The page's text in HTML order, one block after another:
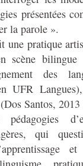
présentées
la parole ».
une pratique
scène bilingue
des
UFR
Santos,
qui